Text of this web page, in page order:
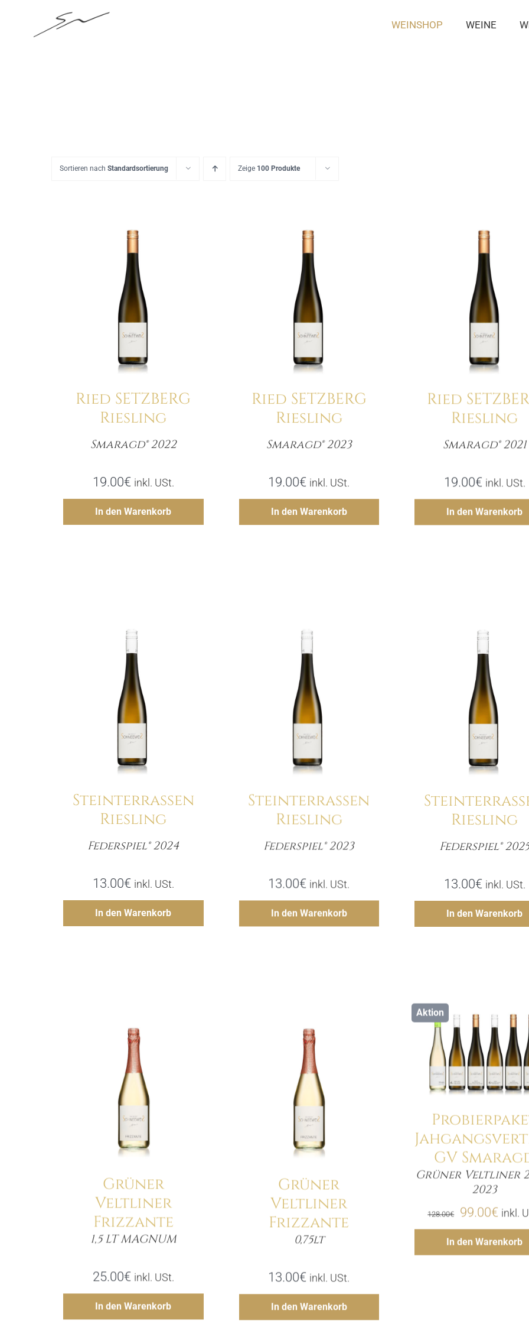
WEINSHOP WEINE
Sortieren nach Standardsortierung Zeige 100 Produkte
Ried SETZBERG
Riesling
Smaragd® 2022
19.00€ inkl. USt.
In den Warenkorb
Menge
Details
Ried SETZBERG
Riesling
Smaragd® 2023
19.00€ inkl. USt.
In den Warenkorb
Menge
Details
Ried
Riesling
Smaragd® 2021
19.00€ inkl. USt.
In den Warenkorb
Menge
Details
Steinterrassen
Riesling
Federspiel® 2024
13.00€ inkl. USt.
In den Warenkorb
Menge
Hinzufügen
Details
Steinterrassen
Riesling
Federspiel® 2023
13.00€ inkl. USt.
In den Warenkorb
Menge
Hinzufügen
Details
Riesling
Federspiel®
13.00€ inkl. USt.
In den Warenkorb
Menge
Details
Grüner
Veltliner
Frizzante
1,5 LT MAGNUM
25.00€ inkl. USt.
In den Warenkorb
Menge
Hinzufügen
Details
Grüner
Veltliner
Frizzante
0,75lt
13.00€ inkl. USt.
In den Warenkorb
Menge
Hinzufügen
Aktion
Details
GV
Grüner Veltliner
2023
128.00€
Preis
war:
99.00€
Preis
ist:
inkl.
In den Warenkorb
Menge
Details